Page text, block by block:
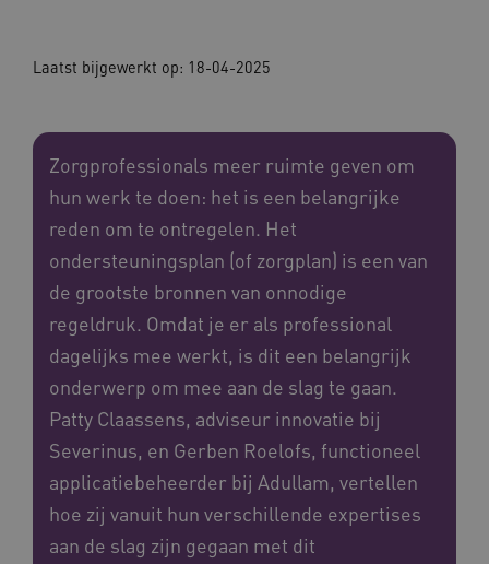
Laatst bijgewerkt op: 18-04-2025
Zorgprofessionals meer ruimte geven om
hun werk te doen: het is een belangrijke
reden om te ontregelen. Het
ondersteuningsplan (of zorgplan) is een van
de grootste bronnen van onnodige
regeldruk. Omdat je er als professional
dagelijks mee werkt, is dit een belangrijk
onderwerp om mee aan de slag te gaan.
Patty Claassens, adviseur innovatie bij
Severinus, en Gerben Roelofs, functioneel
applicatiebeheerder bij Adullam, vertellen
hoe zij vanuit hun verschillende expertises
aan de slag zijn gegaan met dit